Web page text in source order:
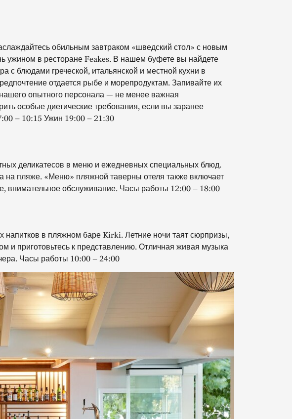
обильным завтраком «шведский стол» с новым
ужином в ресторане Feakes. В нашем буфете вы найдете
блюдами греческой, итальянской и местной кухни в
отдается рыбе и морепродуктам. Запивайте их
опытного персонала — не менее важная
особые диетические требования, если вы заранее
– 10:15 Ужин 19:00 – 21:30
деликатесов в меню и ежедневных специальных блюд.
на пляже. «Меню» пляжной таверны отеля также включает
внимательное обслуживание. Часы работы 12:00 – 18:00
в пляжном баре Kirki. Летние ночи таят сюрпризы,
приготовьтесь к представлению. Отличная живая музыка
Часы работы 10:00 – 24:00